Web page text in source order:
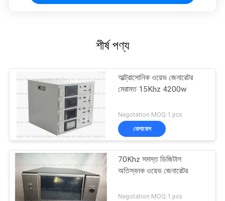
শীর্ষ পণ্য
আল্ট্রাসোনিক ওয়েভ জেনারেটর
মেরামত 15Khz 4200w
Negotation MOQ:1 pcs
যোগাযোগ
70Khz সমস্ত ডিজিটাল
অতিস্বনক ওয়েভ জেনারেটর
Negotation MOQ:1 pcs